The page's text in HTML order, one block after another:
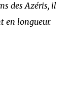
des Azéris, il
en longueur.